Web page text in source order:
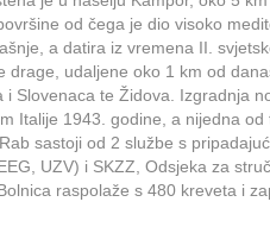
od čega je dio visoko
a datira iz vremena II.
drage, udaljene oko 1 km od
Slovenaca te Židova. Izgradnja
Italije 1943. godine, a nijedna od
sastoji od 2 službe s
UZV) i SKZZ, Odsjeka za
raspolaže s 480 kreveta i